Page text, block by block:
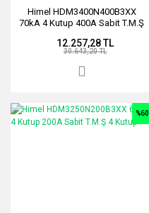
Himel HDM3400N400B3XX
70kA 4 Kutup 400A Sabit T.M.Ş
12.257,28 TL
30.643,20 TL
%60